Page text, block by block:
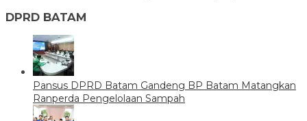
DPRD BATAM
Pansus DPRD Batam Gandeng BP Batam Matangkan
Ranperda Pengelolaan Sampah